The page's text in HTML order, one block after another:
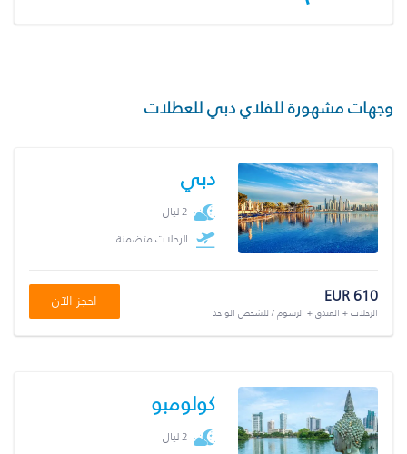
وجهات مشهورة للفلاي دبي للعطلات
دبي
2 ليال
الرحلات متضمنة
EUR 610
الرحلات + الفندق + الرسوم / للشخص الواحد
احجز الآن
كولومبو
2 ليال